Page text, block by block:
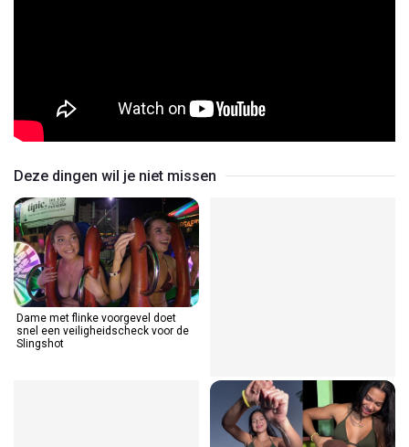
Deze dingen wil je niet missen
Dame met flinke voorgevel doet
snel een veiligheidscheck voor de
Slingshot